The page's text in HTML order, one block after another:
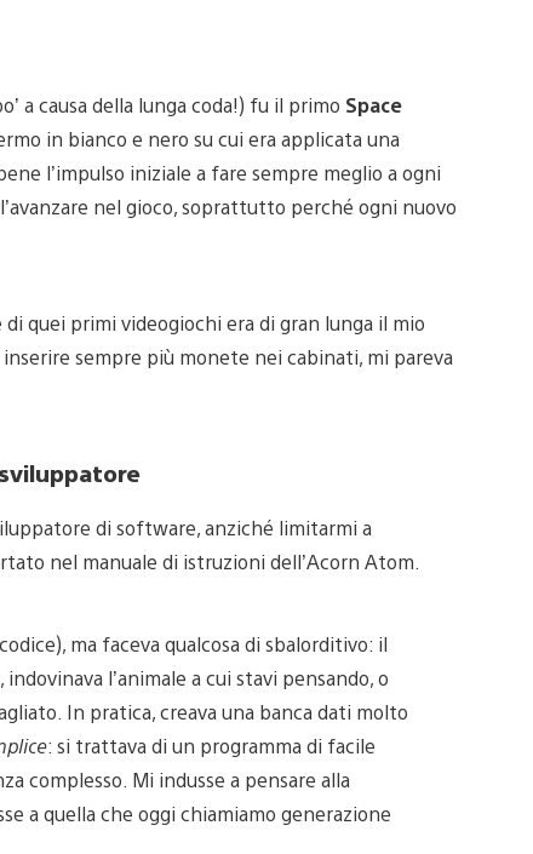
a causa della lunga coda!) fu il primo Space
in bianco e nero su cui era applicata una
l’impulso iniziale a fare sempre meglio a ogni
nel gioco, soprattutto perché ogni nuovo
di quei primi videogiochi era di gran lunga il mio
sempre più monete nei cabinati, mi pareva
di software, anziché limitarmi a
nel manuale di istruzioni dell’Acorn Atom.
ma faceva qualcosa di sbalorditivo: il
l’animale a cui stavi pensando, o
In pratica, creava una banca dati molto
: si trattava di un programma di facile
complesso. Mi indusse a pensare alla
a quella che oggi chiamiamo generazione